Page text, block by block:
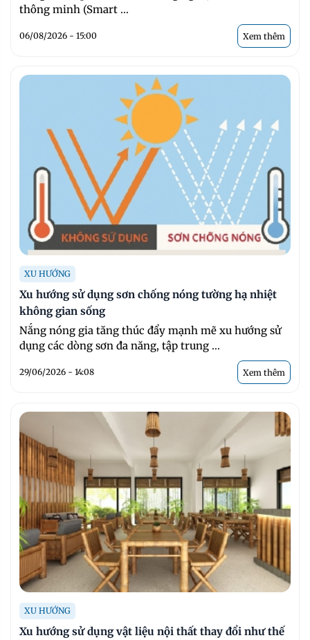
thông minh (Smart ...
06/08/2026 - 15:00 Xem thêm
XU HƯỚNG
Xu hướng sử dụng sơn chống nóng tường hạ nhiệt
không gian sống
Nắng nóng gia tăng thúc đẩy mạnh mẽ xu hướng sử
dụng các dòng sơn đa năng, tập trung ...
29/06/2026 - 14:08 Xem thêm
XU HƯỚNG
Xu hướng sử dụng vật liệu nội thất thay đổi như thế